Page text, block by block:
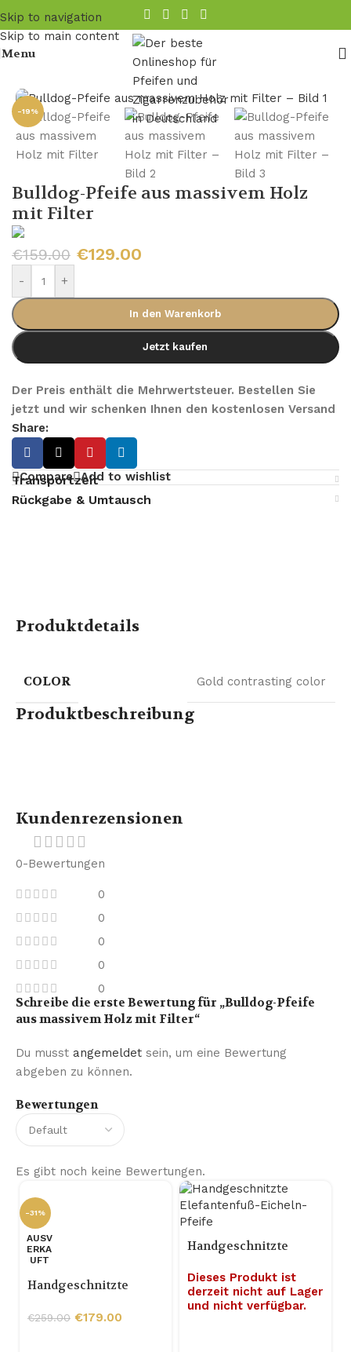
Skip to navigation
Skip to main content
Menu
Bulldog Pfeife
-19%
Bulldog-Pfeife aus massivem Holz
mit Filter
€159.00 €129.00
- +
In den Warenkorb
Jetzt kaufen
Der Preis enthält die Mehrwertsteuer. Bestellen Sie
jetzt und wir schenken Ihnen den kostenlosen Versand
Share:
Compare Add to wishlist
Transportzeit
Rückgabe & Umtausch
Produktdetails
COLOR Gold contrasting color
Produktbeschreibung
Kundenrezensionen
0-Bewertungen
0
0
0
0
0
Bewertungen
Es gibt noch keine Bewertungen.
Schreibe die erste Bewertung für „Bulldog-Pfeife
aus massivem Holz mit Filter“
Du musst angemeldet sein, um eine Bewertung
abgeben zu können.
-31%
AUSV
ERKA
UFT
Handgeschnitzte
Sandgestrahlte 9-mm-
€259.00 €179.00
Handgeschnitzte
Pfeife
Dieses Produkt ist
derzeit nicht auf Lager
und nicht verfügbar.